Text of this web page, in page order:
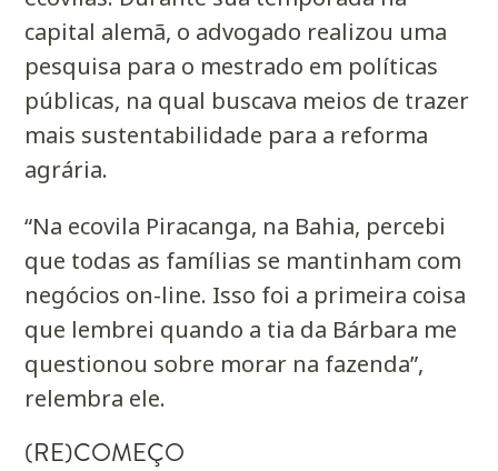
capital alemã, o advogado realizou uma
pesquisa para o mestrado em políticas
públicas, na qual buscava meios de trazer
mais sustentabilidade para a reforma
agrária.
“Na ecovila Piracanga, na Bahia, percebi
que todas as famílias se mantinham com
negócios on-line. Isso foi a primeira coisa
que lembrei quando a tia da Bárbara me
questionou sobre morar na fazenda”,
relembra ele.
(RE)COMEÇO